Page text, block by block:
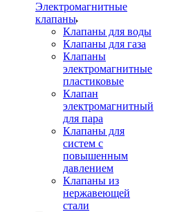
Электромагнитные
клапаны
Клапаны для воды
Клапаны для газа
Клапаны
электромагнитные
пластиковые
Клапан
электромагнитный
для пара
Клапаны для
систем с
повышенным
давлением
Клапаны из
нержавеющей
стали